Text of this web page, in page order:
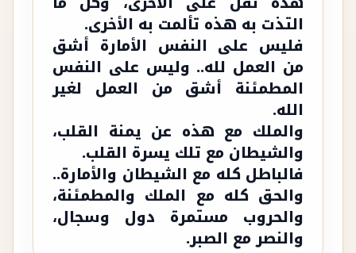
التذت به هذه تألمت به الأخرى.
فليس على النفس الأمارة أشق
من العمل لله.. وليس على النفس
المطمئنة أشق من العمل لغير
الله.
والملك مع هذه عن يمنة القلب،
والشيطان مع تلك يسرة القلب.
فالباطل كله مع الشيطان والأمارة..
والحق كله مع الملك والمطمئنة،
والحروب مستمرة دول وسجال،
والنصر مع الصبر.